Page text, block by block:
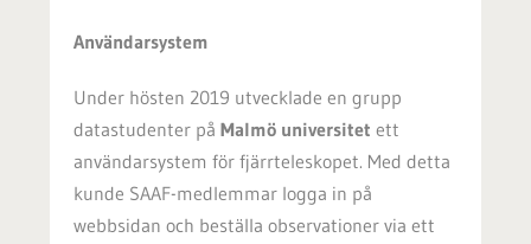
Användarsystem
Under hösten 2019 utvecklade en grupp
datastudenter på Malmö universitet ett
användarsystem för fjärrteleskopet. Med detta
kunde SAAF-medlemmar logga in på
webbsidan och beställa observationer via ett